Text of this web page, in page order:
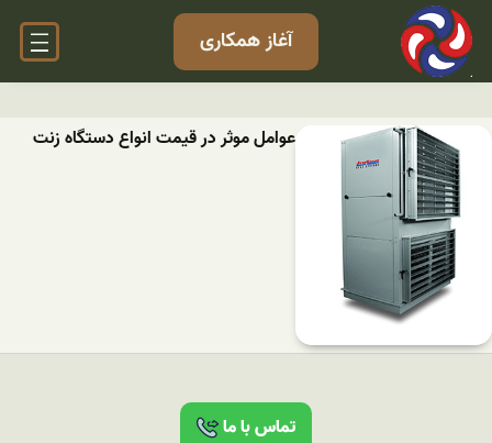
آغاز همکاری
عوامل موثر در قیمت انواع دستگاه زنت
تماس با ما